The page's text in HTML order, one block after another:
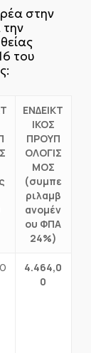
στην
του
ΕΝΔΕΙΚΤ
ΙΚΟΣ
ΠΡΟΥΠ
ΟΛΟΓΙΣ
ΜΟΣ
(συμπε
ριλαμβ
ανομέν
ου ΦΠΑ
24%)
4.464,0
0